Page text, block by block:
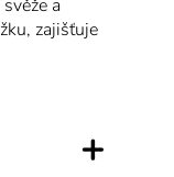
a
zajišťuje
i svlékání.
+